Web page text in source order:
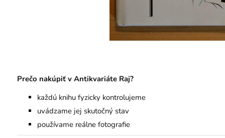
Prečo nakúpiť v Antikvariáte Raj?
každú knihu fyzicky kontrolujeme
uvádzame jej skutočný stav
používame reálne fotografie